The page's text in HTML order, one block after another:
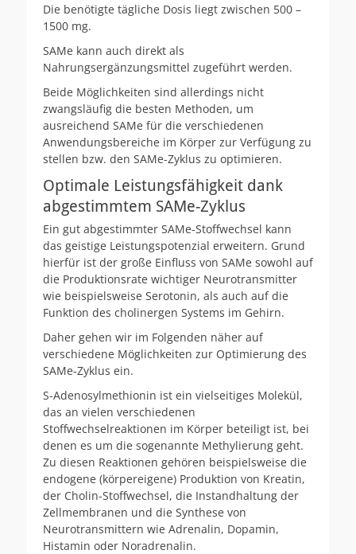
Die benötigte tägliche Dosis liegt zwischen 500 –
1500 mg.
SAMe kann auch direkt als
Nahrungsergänzungsmittel zugeführt werden.
Beide Möglichkeiten sind allerdings nicht
zwangsläufig die besten Methoden, um
ausreichend SAMe für die verschiedenen
Anwendungsbereiche im Körper zur Verfügung zu
stellen bzw. den SAMe-Zyklus zu optimieren.
Optimale Leistungsfähigkeit dank
abgestimmtem SAMe-Zyklus
Ein gut abgestimmter SAMe-Stoffwechsel kann
das geistige Leistungspotenzial erweitern. Grund
hierfür ist der große Einfluss von SAMe sowohl auf
die Produktionsrate wichtiger Neurotransmitter
wie beispielsweise Serotonin, als auch auf die
Funktion des cholinergen Systems im Gehirn.
Daher gehen wir im Folgenden näher auf
verschiedene Möglichkeiten zur Optimierung des
SAMe-Zyklus ein.
S-Adenosylmethionin ist ein vielseitiges Molekül,
das an vielen verschiedenen
Stoffwechselreaktionen im Körper beteiligt ist, bei
denen es um die sogenannte Methylierung geht.
Zu diesen Reaktionen gehören beispielsweise die
endogene (körpereigene) Produktion von Kreatin,
der Cholin-Stoffwechsel, die Instandhaltung der
Zellmembranen und die Synthese von
Neurotransmittern wie Adrenalin, Dopamin,
Histamin oder Noradrenalin.